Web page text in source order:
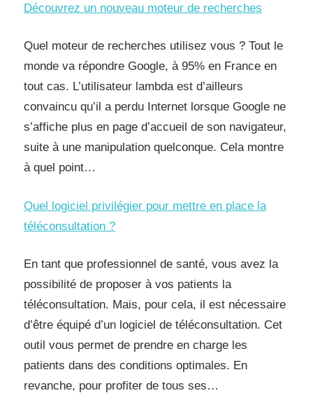
Découvrez un nouveau moteur de recherches
Quel moteur de recherches utilisez vous ? Tout le
monde va répondre Google, à 95% en France en
tout cas. L’utilisateur lambda est d’ailleurs
convaincu qu’il a perdu Internet lorsque Google ne
s’affiche plus en page d’accueil de son navigateur,
suite à une manipulation quelconque. Cela montre
à quel point…
Quel logiciel privilégier pour mettre en place la
téléconsultation ?
En tant que professionnel de santé, vous avez la
possibilité de proposer à vos patients la
téléconsultation. Mais, pour cela, il est nécessaire
d’être équipé d’un logiciel de téléconsultation. Cet
outil vous permet de prendre en charge les
patients dans des conditions optimales. En
revanche, pour profiter de tous ses…